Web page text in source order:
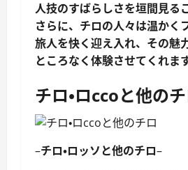
人技のすばらしさを垣間見る
さらに、チロの人々は温かく
旅人を快く迎え入れ、 その魅
ところなく体験させてくれます
チロ・ロссоと他の
–チロ・ロッソと他のチロ–